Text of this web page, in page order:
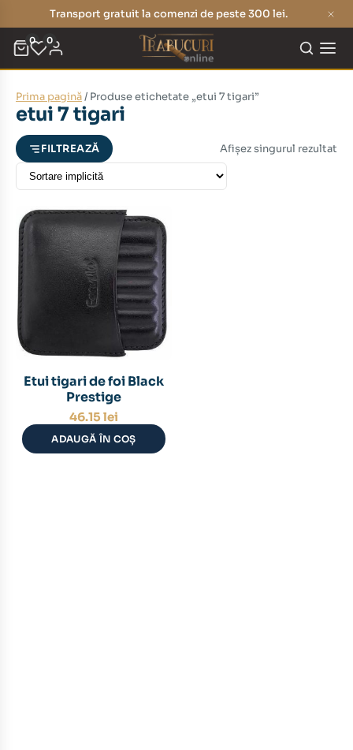
Transport gratuit la comenzi de peste 300 lei.
0 0
Prima pagină/ Produse etichetate „etui 7 tigari”
etui 7 tigari
FILTREAZĂ Afișez singurul rezultat
Etui tigari de foi Black
Prestige
46.15 lei
ADAUGĂ ÎN COȘ